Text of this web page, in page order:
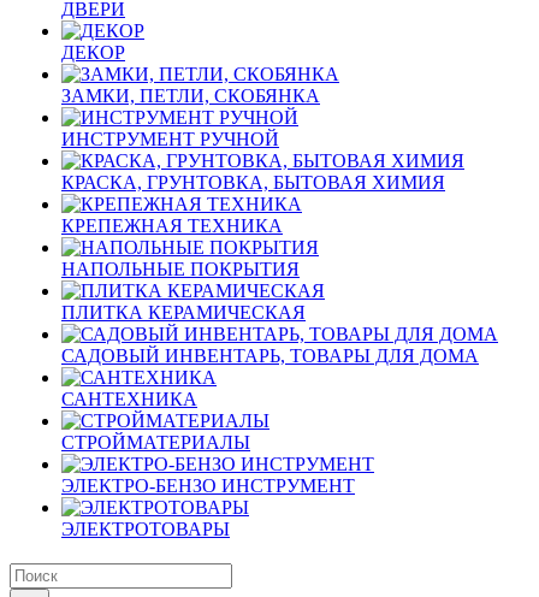
ДВЕРИ
ДЕКОР
ЗАМКИ, ПЕТЛИ, СКОБЯНКА
ИНСТРУМЕНТ РУЧНОЙ
КРАСКА, ГРУНТОВКА, БЫТОВАЯ ХИМИЯ
КРЕПЕЖНАЯ ТЕХНИКА
НАПОЛЬНЫЕ ПОКРЫТИЯ
ПЛИТКА КЕРАМИЧЕСКАЯ
САДОВЫЙ ИНВЕНТАРЬ, ТОВАРЫ ДЛЯ ДОМА
САНТЕХНИКА
СТРОЙМАТЕРИАЛЫ
ЭЛЕКТРО-БЕНЗО ИНСТРУМЕНТ
ЭЛЕКТРОТОВАРЫ